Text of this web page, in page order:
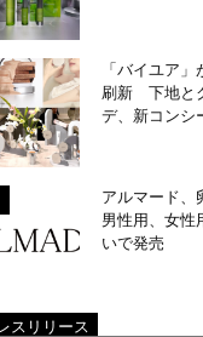
「バイユア
刷新 下地と
デ、新コンシ
アルマード、
男性用、女性
いで発売
スリリース